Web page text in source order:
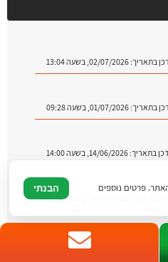
בתאריך:01/07/2026, בשעה 09:28
בתאריך:14/06/2026, בשעה 14:00
בתאריך:14/06/2026, בשעה 13:55
פרטים נוספים
הבנתי